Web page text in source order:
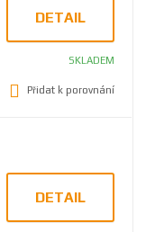
DETAIL
SKLADEM
Přidat k porovnání
DETAIL